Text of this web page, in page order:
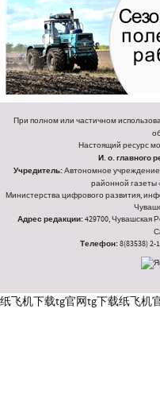
При полном или частичном
Настоящий ресурс
И. о. главного
Учредитель:Автономное учреждение
районной газеты
Министерства цифрового развития,
Адрес редакции:429700, Чувашская
Телефон:8(83538) 2-
纸飞机下载tg官网tg下载纸飞机